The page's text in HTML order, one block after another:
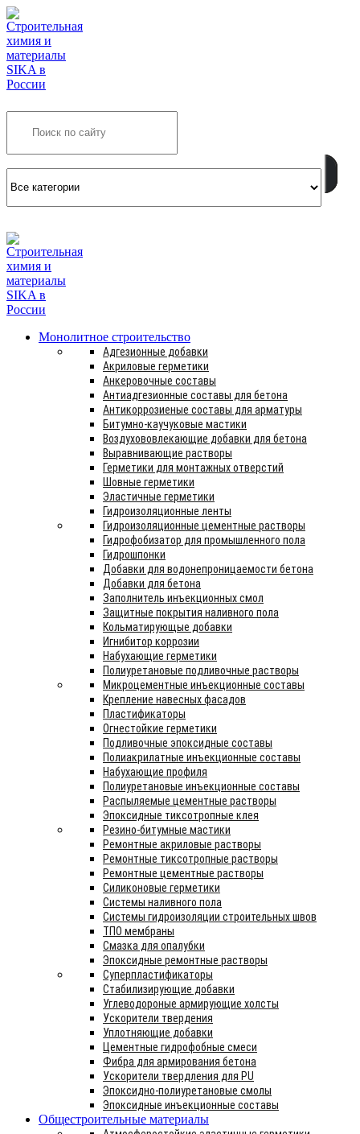
Монолитное строительство
Адгезионные добавки
Акриловые герметики
Анкеровочные составы
Антиадгезионные составы для бетона
Антикоррозиеные составы для арматуры
Битумно-каучуковые мастики
Воздухововлекающие добавки для бетона
Выравнивающие растворы
Герметики для монтажных отверстий
Шовные герметики
Эластичные герметики
Гидроизоляционные ленты
Гидроизоляционные цементные растворы
Гидрофобизатор для промышленного пола
Гидрошпонки
Добавки для водонепроницаемости бетона
Добавки для бетона
Заполнитель инъекционных смол
Защитные покрытия наливного пола
Кольматирующые добавки
Игнибитор коррозии
Набухающие герметики
Полиуретановые подливочные растворы
Микроцементные инъекционные составы
Крепление навесных фасадов
Пластификаторы
Огнестойкие герметики
Подливочные эпоксидные составы
Полиакрилатные инъекционные составы
Набухающие профиля
Полиуретановые инъекционные составы
Распыляемые цементные растворы
Эпоксидные тиксотропные клея
Резино-битумные мастики
Ремонтные акриловые растворы
Ремонтные тиксотропные растворы
Ремонтные цементные растворы
Силиконовые герметики
Системы наливного пола
Системы гидроизоляции строительных швов
ТПО мембраны
Смазка для опалубки
Эпоксидные ремонтные растворы
Суперпластификаторы
Стабилизирующие добавки
Углеводороные армирующие холсты
Ускорители твердения
Уплотняющие добавки
Цементные гидрофобные смеси
Фибра для армирования бетона
Ускорители твердления для PU
Эпоксидно-полиуретановые смолы
Эпоксидные инъекционные составы
Общестроительные материалы